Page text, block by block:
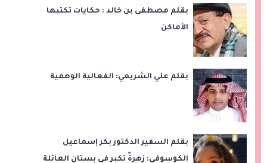
بقلم مصطفى بن خالد : حكايات تكتبها
الأماكن
بقلم علي الشريمي: الفعالية الوهمية
بقلم السفير الدكتور بكر إسماعيل
الكوسوفي: زهرةٌ تكبر في بستان العائلة